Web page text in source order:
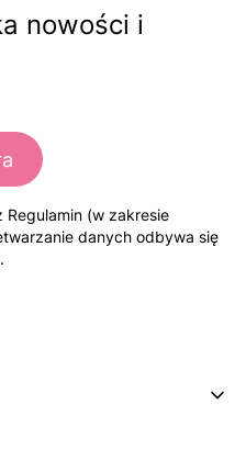
nowości i
(w zakresie
danych odbywa się